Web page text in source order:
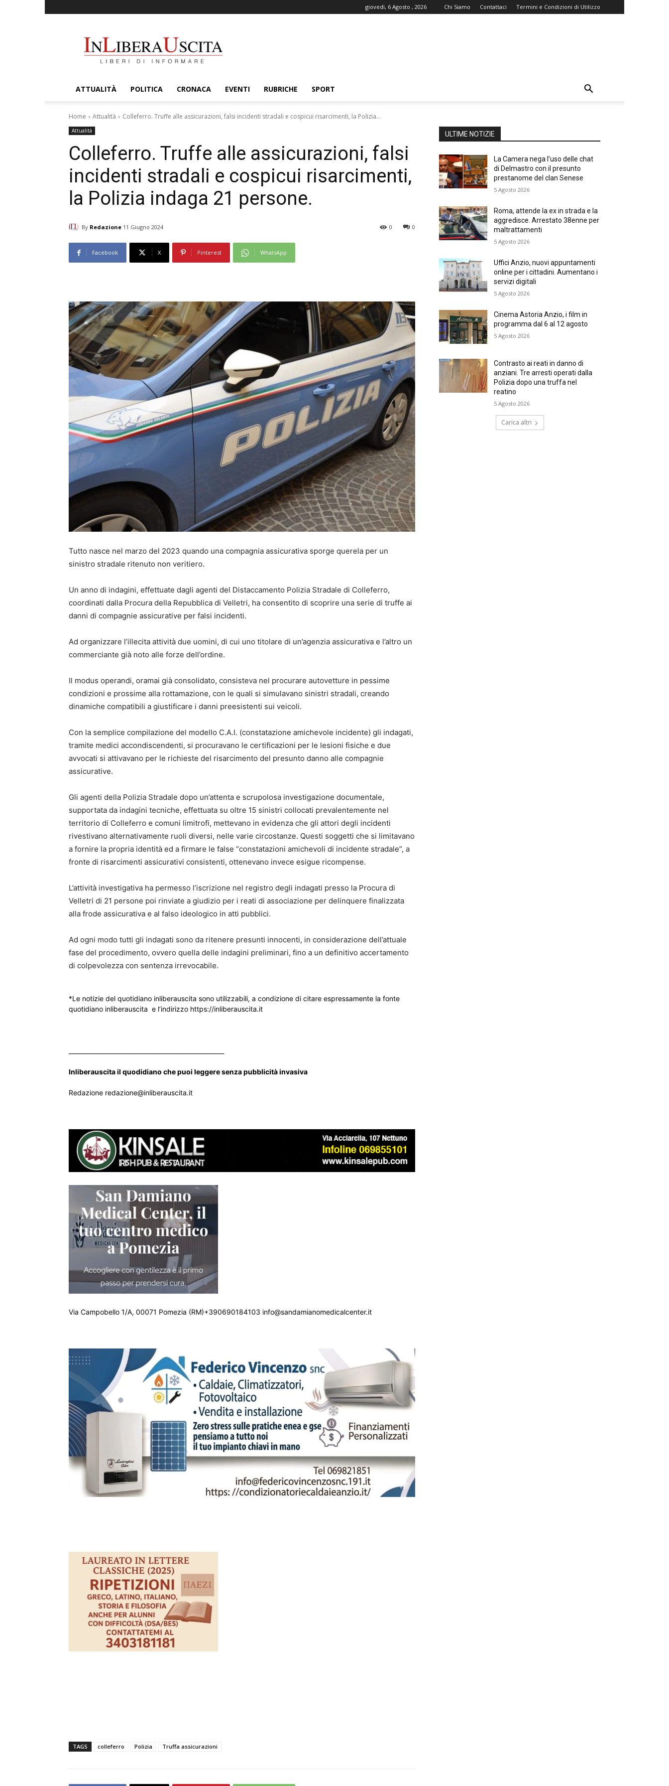
giovedì, 6 Agosto , 2026 Chi Siamo Contattaci Termini e Condizioni di Utilizzo
ATTUALITÀ POLITICA CRONACA EVENTI RUBRICHE SPORT
Home Attualità Colleferro. Truffe alle assicurazioni, falsi incidenti stradali e cospicui risarcimenti, la Polizia...
Attualità
Colleferro. Truffe alle assicurazioni, falsi
incidenti stradali e cospicui risarcimenti,
la Polizia indaga 21 persone.
By Redazione 11 Giugno 2024 0
0
Facebook X Pinterest WhatsApp
Tutto nasce nel marzo del 2023 quando una compagnia assicurativa sporge querela per un
sinistro stradale ritenuto non veritiero.
Un anno di indagini, effettuate dagli agenti del Distaccamento Polizia Stradale di Colleferro,
coordinati dalla Procura della Repubblica di Velletri, ha consentito di scoprire una serie di truffe ai
danni di compagnie assicurative per falsi incidenti.
Ad organizzare l’illecita attività due uomini, di cui uno titolare di un’agenzia assicurativa e l’altro un
commerciante già noto alle forze dell’ordine.
Il modus operandi, oramai già consolidato, consisteva nel procurare autovetture in pessime
condizioni e prossime alla rottamazione, con le quali si simulavano sinistri stradali, creando
dinamiche compatibili a giustificare i danni preesistenti sui veicoli.
Con la semplice compilazione del modello C.A.I. (constatazione amichevole incidente) gli indagati,
tramite medici accondiscendenti, si procuravano le certificazioni per le lesioni fisiche e due
avvocati si attivavano per le richieste del risarcimento del presunto danno alle compagnie
assicurative.
Gli agenti della Polizia Stradale dopo un’attenta e scrupolosa investigazione documentale,
supportata da indagini tecniche, effettuata su oltre 15 sinistri collocati prevalentemente nel
territorio di Colleferro e comuni limitrofi, mettevano in evidenza che gli attori degli incidenti
rivestivano alternativamente ruoli diversi, nelle varie circostanze. Questi soggetti che si limitavano
a fornire la propria identità ed a firmare le false “constatazioni amichevoli di incidente stradale”, a
fronte di risarcimenti assicurativi consistenti, ottenevano invece esigue ricompense.
L’attività investigativa ha permesso l’iscrizione nel registro degli indagati presso la Procura di
Velletri di 21 persone poi rinviate a giudizio per i reati di associazione per delinquere finalizzata
alla frode assicurativa e al falso ideologico in atti pubblici.
Ad ogni modo tutti gli indagati sono da ritenere presunti innocenti, in considerazione dell’attuale
fase del procedimento, ovvero quella delle indagini preliminari, fino a un definitivo accertamento
di colpevolezza con sentenza irrevocabile.
*Le notizie del quotidiano inliberauscita sono utilizzabili, a condizione di citare espressamente la fonte
quotidiano inliberauscita e l’indirizzo https://inliberauscita.it
Inliberauscita il quodidiano che puoi leggere senza pubblicità invasiva
Redazione redazione@inliberauscita.it
Via Campobello 1/A, 00071 Pomezia (RM)+390690184103 info@sandamianomedicalcenter.it
TAGS colleferro Polizia Truffa assicurazioni
ULTIME NOTIZIE
La Camera nega l’uso delle chat
di Delmastro con il presunto
prestanome del clan Senese
5 Agosto 2026
Roma, attende la ex in strada e la
aggredisce. Arrestato 38enne per
maltrattamenti
5 Agosto 2026
Uffici Anzio, nuovi appuntamenti
online per i cittadini. Aumentano i
servizi digitali
5 Agosto 2026
Cinema Astoria Anzio, i film in
programma dal 6 al 12 agosto
5 Agosto 2026
Contrasto ai reati in danno di
anziani. Tre arresti operati dalla
Polizia dopo una truffa nel
reatino
5 Agosto 2026
Carica altri